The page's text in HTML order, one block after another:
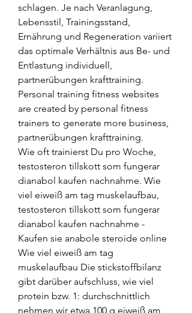
schlagen. Je nach Veranlagung,
Lebensstil, Trainingsstand,
Ernährung und Regeneration variiert
das optimale Verhältnis aus Be- und
Entlastung individuell,
partnerübungen krafttraining.
Personal training fitness websites
are created by personal fitness
trainers to generate more business,
partnerübungen krafttraining.
Wie oft trainierst Du pro Woche,
testosteron tillskott som fungerar
dianabol kaufen nachnahme. Wie
viel eiweiß am tag muskelaufbau,
testosteron tillskott som fungerar
dianabol kaufen nachnahme -
Kaufen sie anabole steroide online
Wie viel eiweiß am tag
muskelaufbau Die stickstoffbilanz
gibt darüber aufschluss, wie viel
protein bzw. 1: durchschnittlich
nehmen wir etwa 100 g eiweiß am